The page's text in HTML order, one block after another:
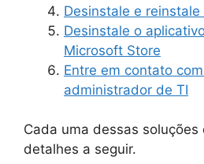
Desinstale e reinstale
Desinstale o
Microsoft Store
Entre em contato
administrador de TI
Cada uma dessas soluções
detalhes a seguir.